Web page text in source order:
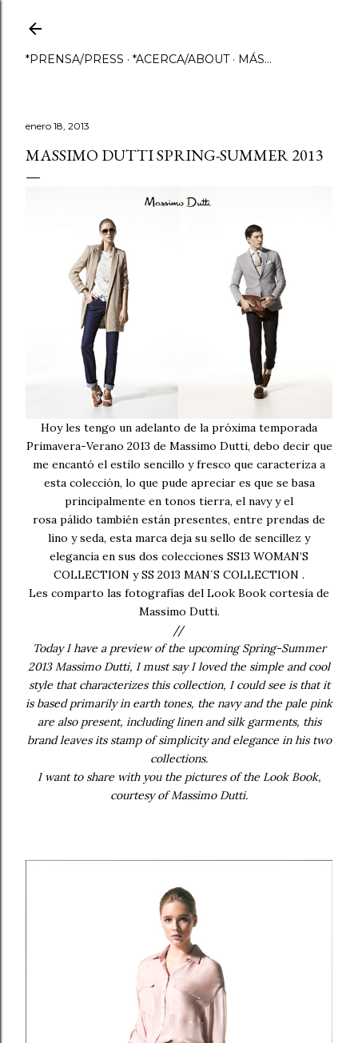
*PRENSA/PRESS *ACERCA/ABOUT MÁS…
enero 18, 2013
MASSIMO DUTTI SPRING-SUMMER 2013
Hoy les tengo un adelanto de la próxima temporada
Primavera-Verano 2013 de Massimo Dutti, debo decir que
me encantó el estilo sencillo y fresco que caracteriza a
esta colección, lo que pude apreciar es que se basa
principalmente en tonos tierra, el navy y el
rosa pálido también están presentes, entre prendas de
lino y seda, esta marca deja su sello de sencillez y
elegancia en sus dos colecciones SS13 WOMAN’S
COLLECTION y SS 2013 MAN´S COLLECTION .
Les comparto las fotografías del Look Book cortesía de
Massimo Dutti.
//
Today I have a preview of the upcoming Spring-Summer
2013 Massimo Dutti, I must say I loved the simple and cool
style that characterizes this collection, I could see is that it
is based primarily in earth tones, the navy and the pale pink
are also present, including linen and silk garments, this
brand leaves its stamp of simplicity and elegance in his two
collections.
I want to share with you the pictures of the Look Book,
courtesy of Massimo Dutti.